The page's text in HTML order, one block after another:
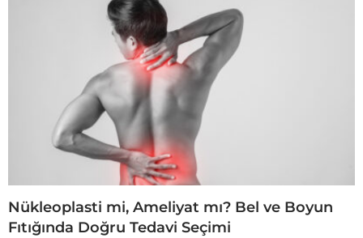
Nükleoplasti mi, Ameliyat mı? Bel ve Boyun
Fıtığında Doğru Tedavi Seçimi